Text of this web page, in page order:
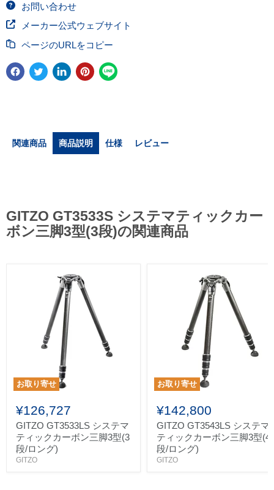
お問い合わせ
メーカー公式ウェブサイト
ページのURLをコピー
関連商品 商品説明 仕様 レビュー
GITZO GT3533S システマティックカー
ボン三脚3型(3段)の関連商品
お取り寄せ
¥126,727
GITZO GT3533LS システマ
ティックカーボン三脚3型(3
段/ロング)
GITZO
お取り寄せ
¥142,800
GITZO GT3543LS システマ
ティックカーボン三脚3型(4
段/ロング)
GITZO